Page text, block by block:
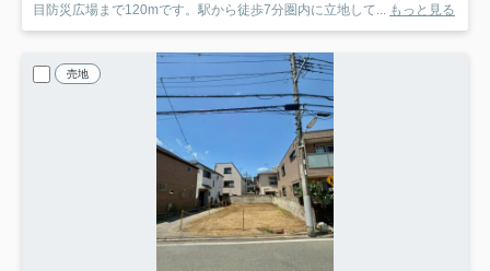
目防災広場まで120mです。駅から徒歩7分圏内に立地して... もっと見る
売地